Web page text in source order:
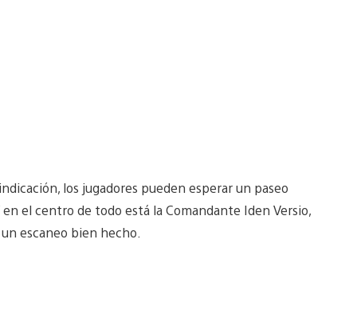
los jugadores pueden esperar un paseo
el centro de todo está la Comandante Iden Versio,
escaneo bien hecho.